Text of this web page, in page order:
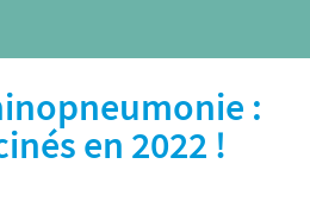
:
en 2022 !